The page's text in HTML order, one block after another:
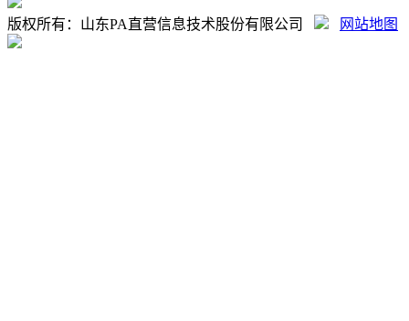
版权所有：山东PA直营信息技术股份有限公司 网站地图